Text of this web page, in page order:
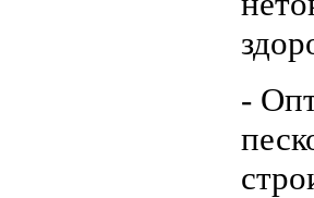
-